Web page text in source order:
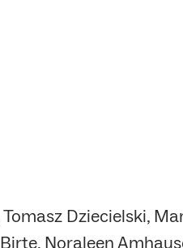
Dziecielski,
Noraleen